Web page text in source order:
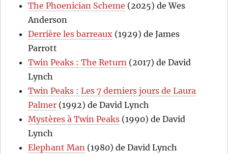
The Phoenician Scheme (2025) de Wes
Anderson
Derrière les barreaux (1929) de James
Parrott
Twin Peaks : The Return (2017) de David
Lynch
Twin Peaks : Les 7 derniers jours de Laura
Palmer (1992) de David Lynch
Mystères à Twin Peaks (1990) de David
Lynch
Elephant Man (1980) de David Lynch